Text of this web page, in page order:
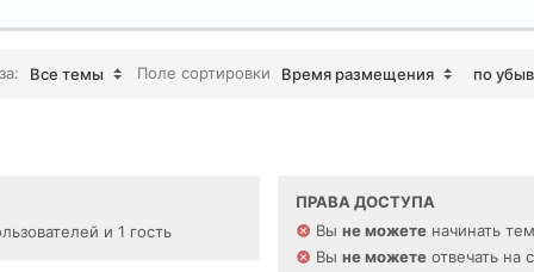
Все темы Поле сортировки Время размещения по
и 1 гость
ПРАВА ДОСТУПА
Вы не можетеначинать
Вы не можетеотвечать на